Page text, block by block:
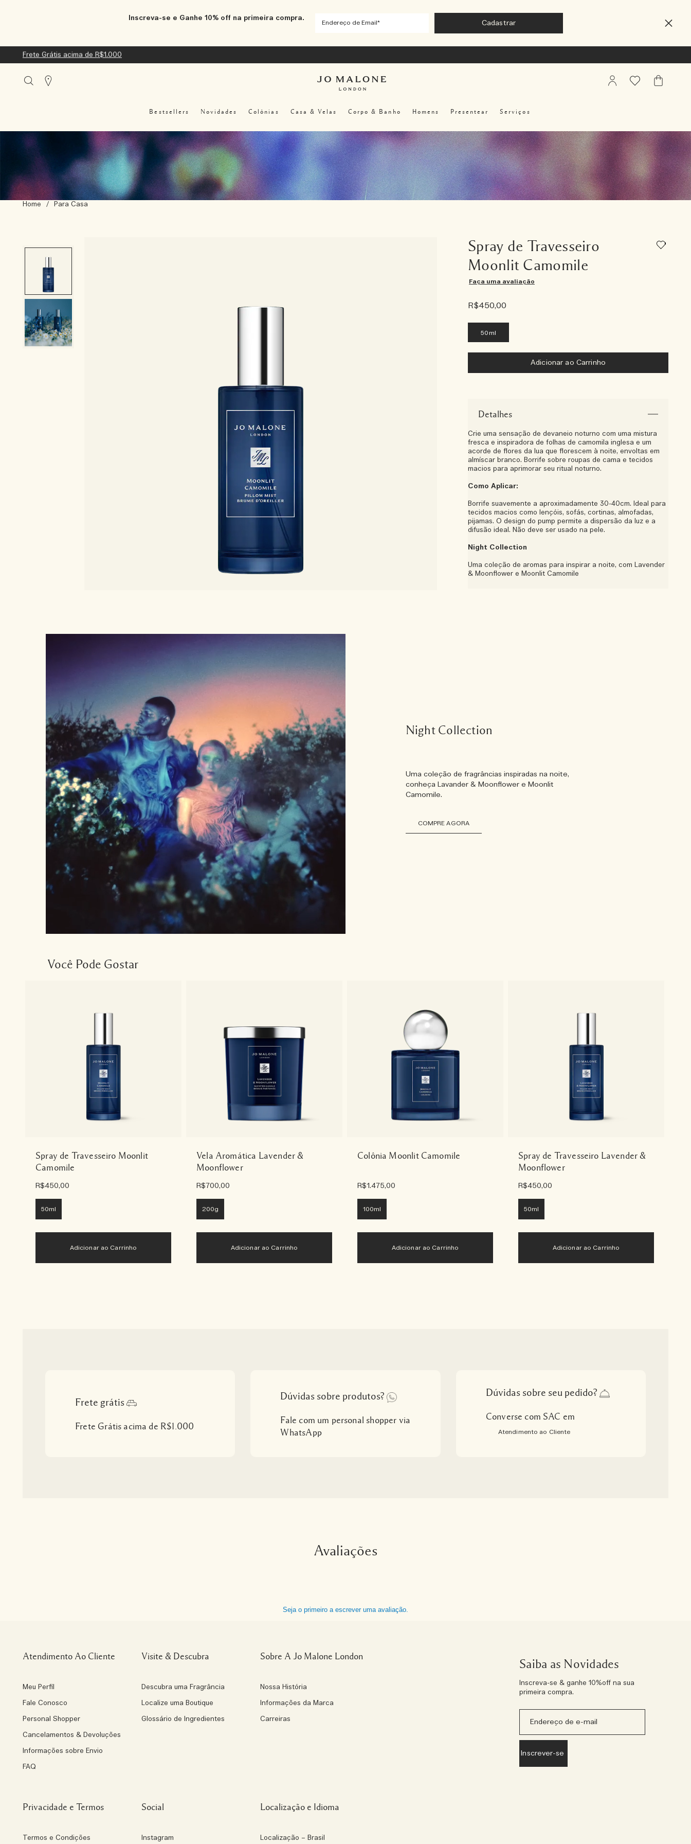
Inscreva-se e Ganhe 10% off na primeira compra.
Frete Grátis acima de R$1.000
Bestsellers Novidades Colônias Casa & Velas Corpo & Banho Homens Presentear Serviços
Stores
My
FavoritosMeu
Home / Para Casa
Spray de Travesseiro
Moonlit Camomile
Faça uma avaliação
R$450,00
50ml
Adicionar ao Carrinho
Detalhes
Crie uma sensação de devaneio noturno com uma mistura
fresca e inspiradora de folhas de camomila inglesa e um
acorde de flores da lua que florescem à noite, envoltas em
almíscar branco. Borrife sobre roupas de cama e tecidos
macios para aprimorar seu ritual noturno.
Como Aplicar:
Borrife suavemente a aproximadamente 30-40cm. Ideal para
tecidos macios como lençóis, sofás, cortinas, almofadas,
pijamas. O design do pump permite a dispersão da luz e a
difusão ideal. Não deve ser usado na pele.
Night Collection
Uma coleção de aromas para inspirar a noite, com Lavender
& Moonflower e Moonlit Camomile
Night Collection
Uma coleção de fragrâncias inspiradas na noite,
conheça Lavander & Moonflower e Moonlit
Camomile.
COMPRE AGORA
Você Pode Gostar
Spray de Travesseiro Moonlit
Camomile
R$450,00
50ml
Adicionar ao Carrinho
Vela Aromática Lavender &
Moonflower
R$700,00
200g
Adicionar ao Carrinho
Colônia Moonlit Camomile
R$1.475,00
100ml
Adicionar ao Carrinho
Spray de Travesseiro Lavender &
Moonflower
R$450,00
50ml
Adicionar ao Carrinho
Frete grátis
Frete Grátis acima de R$1.000
Dúvidas sobre produtos?
Fale com um personal shopper via
WhatsApp
Dúvidas sobre seu pedido?
Converse com SAC em
Atendimento ao Cliente
Avaliações
Seja o primeiro a escrever uma avaliação.
Saiba as Novidades
Inscreva-se & ganhe 10%off na sua
primeira compra.
Atendimento Ao Cliente
Meu Perfil
Fale Conosco
Personal Shopper
Cancelamentos & Devoluções
Informações sobre Envio
FAQ
Visite & Descubra
Descubra uma Fragrância
Localize uma Boutique
Glossário de Ingredientes
Sobre A Jo Malone London
Nossa História
Informações da Marca
Carreiras
Privacidade e Termos
Termos e Condições
Social
Instagram
Localização e Idioma
Localização – Brasil